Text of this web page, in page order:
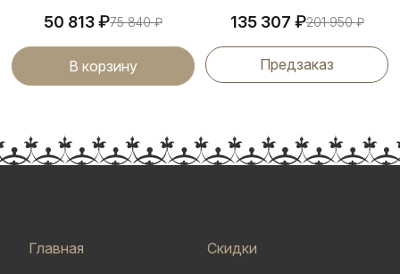
50 813₽75 840₽
В корзину
135 307 ₽201 950₽
Предзаказ
Главная Скидки